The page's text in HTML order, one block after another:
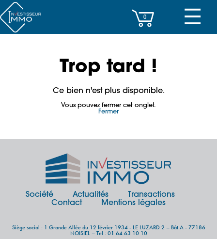
IMMEUBLES DE RAPPORT
PROPERTY MANAGEMENT
PROGRAMMES NEUFS
INVESTISSEMENT
SOCIÉTÉ
ACTUALITÉS
CONTACT
☰
0
Trop tard !
Ce bien n'est plus disponible.
Vous pouvez fermer cet onglet.
Fermer
Société Actualités
Transactions
Contact
Mentions légales
Siège social : 1 Grande Allée du 12 février 1934 - LE LUZARD 2 – Bât A - 77186
NOISIEL – Tel : 01 64 63 10 10